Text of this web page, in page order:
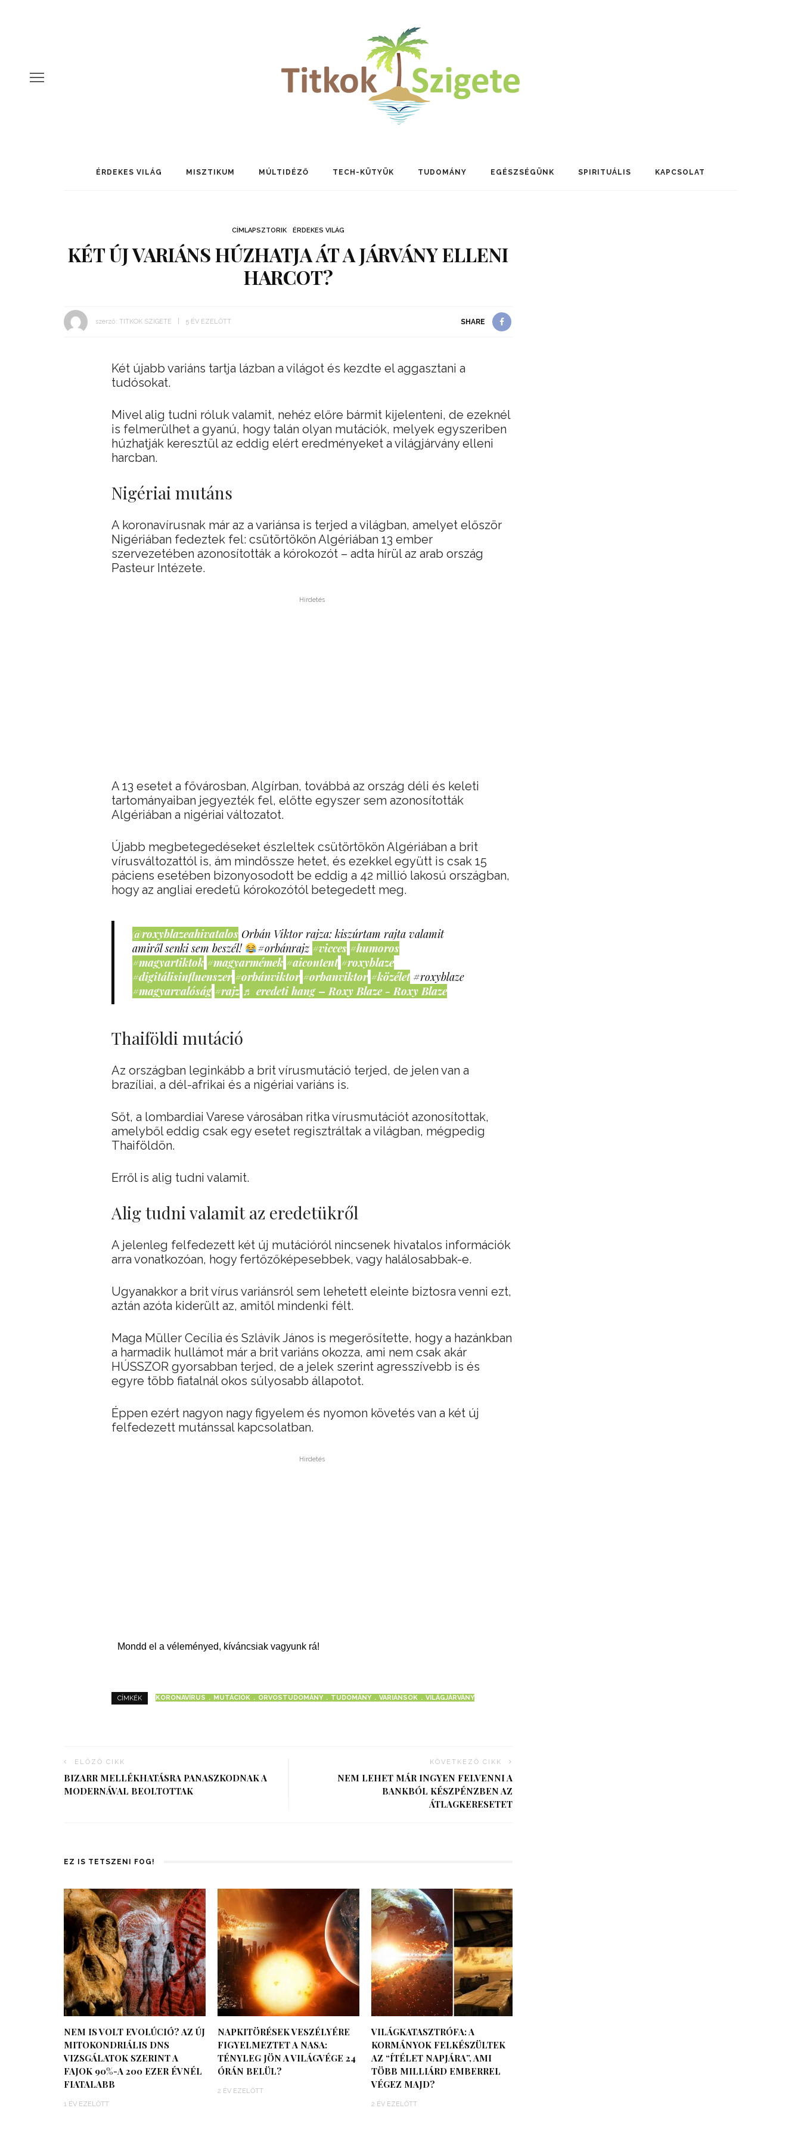
ÉRDEKES VILÁG MISZTIKUM MÚLTIDÉZŐ TECH-KÜTYÜK TUDOMÁNY EGÉSZSÉGÜNK SPIRITUÁLIS KAPCSOLAT
CÍMLAPSZTORIK ÉRDEKES VILÁG
KÉT ÚJ VARIÁNS HÚZHATJA ÁT A JÁRVÁNY ELLENI
HARCOT?
szerző: TITKOK SZIGETE 5 ÉV EZELŐTT SHARE
Két újabb variáns tartja lázban a világot és kezdte el aggasztani a
tudósokat.
Mivel alig tudni róluk valamit, nehéz előre bármit kijelenteni, de ezeknél
is felmerülhet a gyanú, hogy talán olyan mutációk, melyek egyszeriben
húzhatják keresztül az eddig elért eredményeket a világjárvány elleni
harcban.
Nigériai mutáns
A koronavírusnak már az a variánsa is terjed a világban, amelyet először
Nigériában fedeztek fel: csütörtökön Algériában 13 ember
szervezetében azonosították a kórokozót – adta hírül az arab ország
Pasteur Intézete.
Hirdetés
A 13 esetet a fővárosban, Algírban, továbbá az ország déli és keleti
tartományaiban jegyezték fel, előtte egyszer sem azonosították
Algériában a nigériai változatot.
Újabb megbetegedéseket észleltek csütörtökön Algériában a brit
vírusváltozattól is, ám mindössze hetet, és ezekkel együtt is csak 15
páciens esetében bizonyosodott be eddig a 42 millió lakosú országban,
hogy az angliai eredetű kórokozótól betegedett meg.
@roxyblazeahivatalos Orbán Viktor rajza: kiszúrtam rajta valamit
amiről senki sem beszél!
#orbánrajz #vicces #humoros
#magyartiktok #magyarmémek #aicontent #roxyblaze
#digitálisinfluenszer #orbánviktor #orbanviktor #közélet #roxyblaze
#magyarvalóság #rajz ♬ eredeti hang – Roxy Blaze - Roxy Blaze
Thaiföldi mutáció
Az országban leginkább a brit vírusmutáció terjed, de jelen van a
brazíliai, a dél-afrikai és a nigériai variáns is.
Sőt, a lombardiai Varese városában ritka vírusmutációt azonosítottak,
amelyből eddig csak egy esetet regisztráltak a világban, mégpedig
Thaiföldön.
Erről is alig tudni valamit.
Alig tudni valamit az eredetükről
A jelenleg felfedezett két új mutációról nincsenek hivatalos információk
arra vonatkozóan, hogy fertőzőképesebbek, vagy halálosabbak-e.
Ugyanakkor a brit vírus variánsról sem lehetett eleinte biztosra venni ezt,
aztán azóta kiderült az, amitől mindenki félt.
Maga Müller Cecília és Szlávik János is megerősítette, hogy a hazánkban
a harmadik hullámot már a brit variáns okozza, ami nem csak akár
HÚSSZOR gyorsabban terjed, de a jelek szerint agresszívebb is és
egyre több fiatalnál okos súlyosabb állapotot.
Éppen ezért nagyon nagy figyelem és nyomon követés van a két új
felfedezett mutánssal kapcsolatban.
Hirdetés
Mondd el a véleményed, kíváncsiak vagyunk rá!
CÍMKÉK KORONAVÍRUS MUTÁCIÓK ORVOSTUDOMÁNY TUDOMÁNY VARIÁNSOK VILÁGJÁRVÁNY
ELŐZŐ CIKK
BIZARR MELLÉKHATÁSRA PANASZKODNAK A
MODERNÁVAL BEOLTOTTAK
KÖVETKEZŐ CIKK
NEM LEHET MÁR INGYEN FELVENNI A
BANKBÓL KÉSZPÉNZBEN AZ
ÁTLAGKERESETET
EZ IS TETSZENI FOG!
NEM IS VOLT EVOLÚCIÓ? AZ ÚJ
MITOKONDRIÁLIS DNS
VIZSGÁLATOK SZERINT A
FAJOK 90%-A 200 EZER ÉVNÉL
FIATALABB
1 ÉV EZELŐTT
NAPKITÖRÉSEK VESZÉLYÉRE
FIGYELMEZTET A NASA:
TÉNYLEG JÖN A VILÁGVÉGE 24
ÓRÁN BELÜL?
2 ÉV EZELŐTT
VILÁGKATASZTRÓFA: A
KORMÁNYOK FELKÉSZÜLTEK
AZ “ÍTÉLET NAPJÁRA”, AMI
TÖBB MILLIÁRD EMBERREL
VÉGEZ MAJD?
2 ÉV EZELŐTT